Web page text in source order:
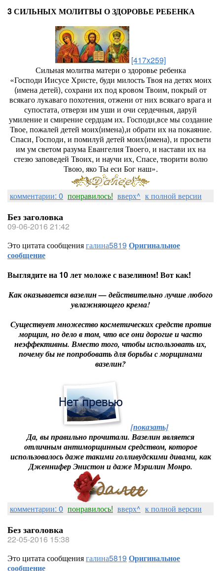
3 СИЛЬНЫХ МОЛИТВЫ О ЗДОРОВЬЕ РЕБЕНКА
[417x259]
Сильная молитва матери о здоровье ребенка
«Господи Иисусе Христе, буди милость Твоя на детях моих
(имена детей), сохрани их под кровом Твоим, покрый от
всякаго лукаваго похотения, отжени от них всякаго врага и
супостата, отверзи им уши и очи сердечныя, даруй
умиление и смирение сердцам их. Господи,все мы создание
Твое, пожалей детей моих(имена),и обрати их на покаяние.
Спаси, Господи, и помилуй детей моих(имена), и просвети
им ум светом разума Евангелия Твоего, и настави их на
стезю заповедей Твоих, и научи их, Спасе, творити волю
Твою, яко Ты еси Бог наш».
комментарии: 0 понравилось! вверх^ к полной версии
Без заголовка
09-06-2016 21:42
Это цитата сообщениягалина5819 Оригинальное
сообщение
Выглядите на 10 лет моложе с вазелином! Вот как!
Как оказывается вазелин — действительно лучше любого
увлажняющего крема!
Существует множество косметических средств против
морщин, но дело в том, что все они дорогие и часто
неэффективны. Вместо того, чтобы использовать их,
почему бы не попробовать для борьбы с морщинами
вазелин?
[показать]
Да, вы правильно прочитали. Вазелин является
отличным антиморщинным средством, которое
использовалось даже такими голливудскими дивами, как
Дженнифер Энистон и даже Мэрилин Монро.
комментарии: 0 понравилось! вверх^ к полной версии
Без заголовка
22-05-2016 15:38
Это цитата сообщениягалина5819 Оригинальное
сообщение